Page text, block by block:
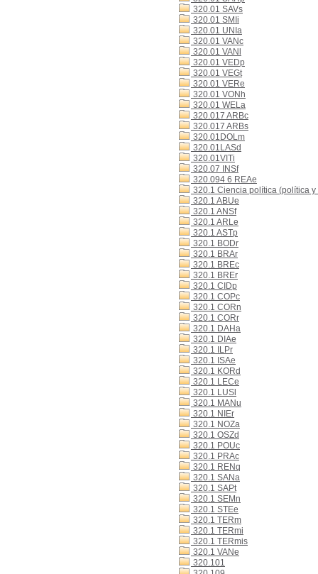
320.01 SAVs
320.01 SMIi
320.01 UNIa
320.01 VANc
320.01 VANl
320.01 VEDp
320.01 VEGt
320.01 VERe
320.01 VONh
320.01 WELa
320.017 ARBc
320.017 ARBs
320.01DOLm
320.01LASd
320.01VITi
320.07 INSf
320.094 6 REAe
320.1 Ciencia política (política
320.1 ABUe
320.1 ANSf
320.1 ARLe
320.1 ASTp
320.1 BODr
320.1 BRAr
320.1 BREc
320.1 BREr
320.1 CIDp
320.1 COPc
320.1 CORn
320.1 CORr
320.1 DAHa
320.1 DIAe
320.1 ILPr
320.1 ISAe
320.1 KORd
320.1 LECe
320.1 LUSl
320.1 MANu
320.1 NIEr
320.1 NOZa
320.1 OSZd
320.1 POUc
320.1 PRAc
320.1 RENq
320.1 SANa
320.1 SAPt
320.1 SEMn
320.1 STEe
320.1 TERm
320.1 TERmi
320.1 TERmis
320.1 VANe
320.101